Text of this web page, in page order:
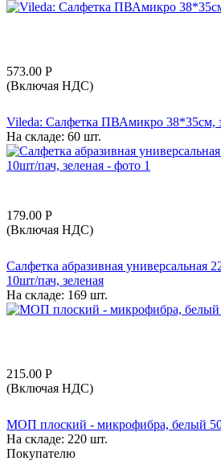
573.00 Р
(Включая НДС)
Vileda: Салфетка ПВАмикро 38*35см,
На складе: 60 шт.
179.00 Р
(Включая НДС)
Салфетка абразивная универсальная
10шт/пач, зеленая
На складе: 169 шт.
215.00 Р
(Включая НДС)
МОП плоский - микрофибра, белый
На складе: 220 шт.
Покупателю